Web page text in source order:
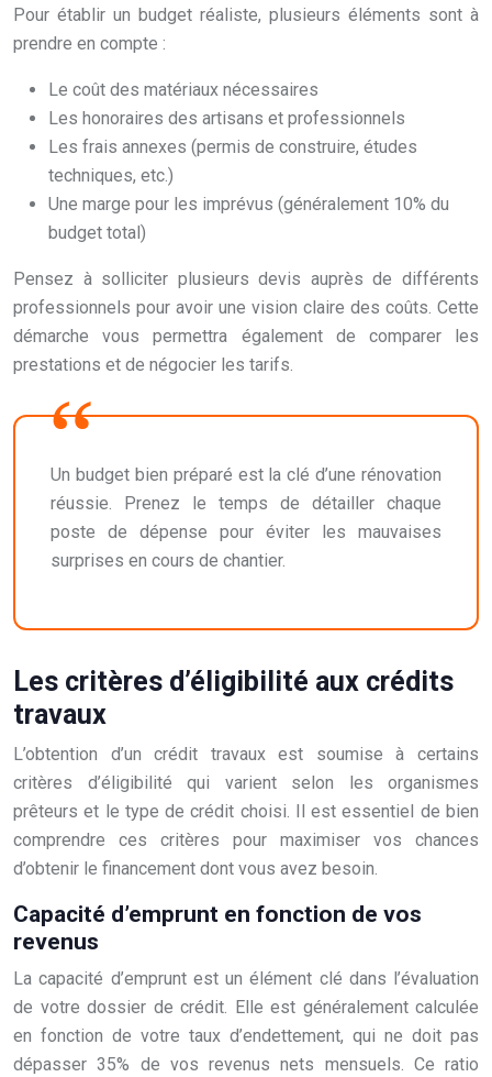
Pour établir un budget réaliste, plusieurs éléments sont à
prendre en compte :
Le coût des matériaux nécessaires
Les honoraires des artisans et professionnels
Les frais annexes (permis de construire, études
techniques, etc.)
Une marge pour les imprévus (généralement 10% du
budget total)
Pensez à solliciter plusieurs devis auprès de différents
professionnels pour avoir une vision claire des coûts. Cette
démarche vous permettra également de comparer les
prestations et de négocier les tarifs.
Un budget bien préparé est la clé d’une rénovation
réussie. Prenez le temps de détailler chaque
poste de dépense pour éviter les mauvaises
surprises en cours de chantier.
Les critères d’éligibilité aux crédits
travaux
L’obtention d’un crédit travaux est soumise à certains
critères d’éligibilité qui varient selon les organismes
prêteurs et le type de crédit choisi. Il est essentiel de bien
comprendre ces critères pour maximiser vos chances
d’obtenir le financement dont vous avez besoin.
Capacité d’emprunt en fonction de vos
revenus
La capacité d’emprunt est un élément clé dans l’évaluation
de votre dossier de crédit. Elle est généralement calculée
en fonction de votre taux d’endettement, qui ne doit pas
dépasser 35% de vos revenus nets mensuels. Ce ratio